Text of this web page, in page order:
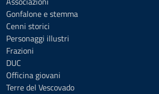
Gonfalone e stemma
Cenni storici
Personaggi illustri
Frazioni
DUC
Officina giovani
Terre del Vescovado